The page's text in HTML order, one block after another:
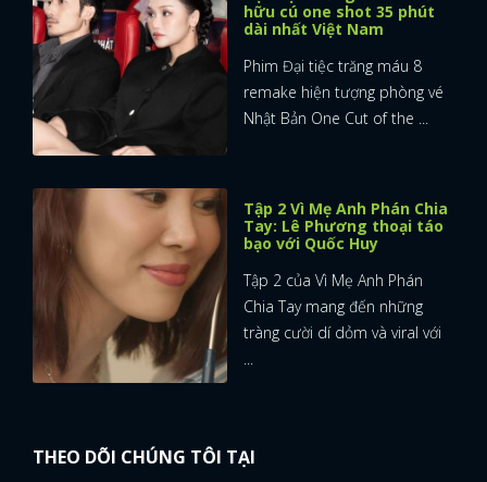
FACEBOOK GOOGLE
hữu cú one shot 35 phút
dài nhất Việt Nam
Phim Đại tiệc trăng máu 8
remake hiện tượng phòng vé
Nhật Bản One Cut of the ...
Tập 2 Vì Mẹ Anh Phán Chia
Tay: Lê Phương thoại táo
bạo với Quốc Huy
Tập 2 của Vì Mẹ Anh Phán
Chia Tay mang đến những
tràng cười dí dỏm và viral với
...
THEO DÕI CHÚNG TÔI TẠI